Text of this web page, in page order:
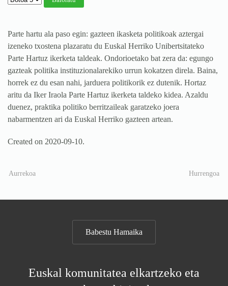
Parte hartu ala paso egin: gazteen ikasketa politikoak aztergai
izeneko txostena plazaratu du Euskal Herriko Unibertsitateko
Parte Hartuz ikerketa taldeak. Ondorioetako bat zera da: egungo
gazteak politika instituzionalarekiko urrun kokatzen direla. Baina,
horrek ez du esan nahi, jarduera politikorik ez dutenik. Hortaz
aritu da Iker Iraola Parte Hartuz ikerketa taldeko kidea. Azaldu
duenez, praktika politiko berritzaileak garatzeko joera
nabarmentzen ari da Euskal Herriko gazteen artean.
Created on 2020-09-10.
Aurrekoa Hurrengoa
Babestu Hamaika
Euskal komunitatea elkartzeko eta